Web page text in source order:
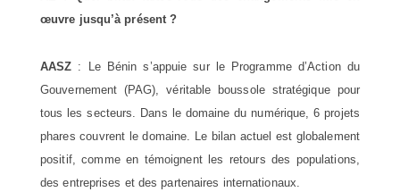
œuvre jusqu’à présent ?
AASZ : Le Bénin s’appuie sur le Programme d’Action du
Gouvernement (PAG), véritable boussole stratégique pour
tous les secteurs. Dans le domaine du numérique, 6 projets
phares couvrent le domaine. Le bilan actuel est globalement
positif, comme en témoignent les retours des populations,
des entreprises et des partenaires internationaux.